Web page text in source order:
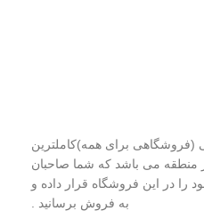
(فروشگاهی برای همه)کاملترین
می باشد که شما صاحبان
را در این فروشگاه قرار داده و
به فروش برسانید .